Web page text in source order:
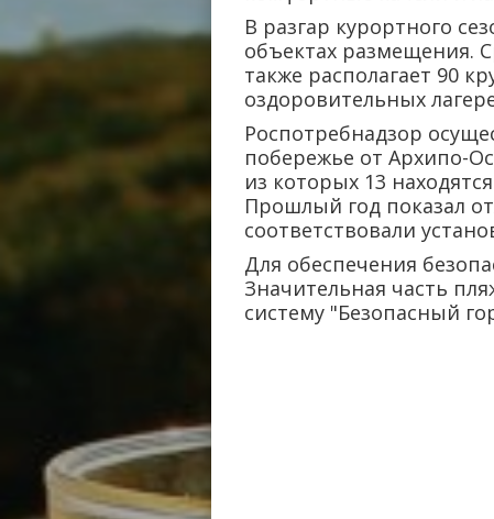
В разгар курортного
объектах размещения.
также располагает 90
оздоровительных
Роспотребнадзор
побережье от Архипо-
из которых 13
Прошлый год показал
соответствовали
Для обеспечения
Значительная часть
систему "Безопасный